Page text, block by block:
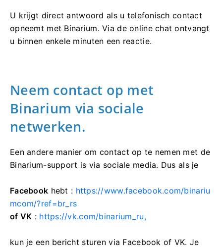
U krijgt direct antwoord als u telefonisch contact
opneemt met Binarium. Via de online chat ontvangt
u binnen enkele minuten een reactie.
Neem contact op met
Binarium via sociale
netwerken.
Een andere manier om contact op te nemen met de
Binarium-support is via sociale media. Dus als je
Facebook hebt : https://www.facebook.com/binariu
mcom/?ref=br_rs
of VK : https://vk.com/binarium_ru,
kun je een bericht sturen via Facebook of VK. Je